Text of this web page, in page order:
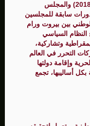
أخرى) المجلس الوطني الفلسطيني (2018) والمجلس
دورات سابقة للمجلسين
بين بيروت ورام
إصلاح النظام السياسي
وتشاركية،
التحرر في العالم
وإقامة دولتها
بكل أساليبها، تجمع